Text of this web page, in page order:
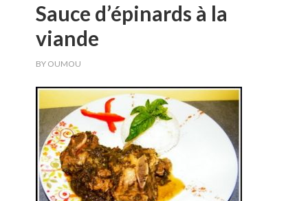
Sauce d’épinards à la
viande
BY OUMOU